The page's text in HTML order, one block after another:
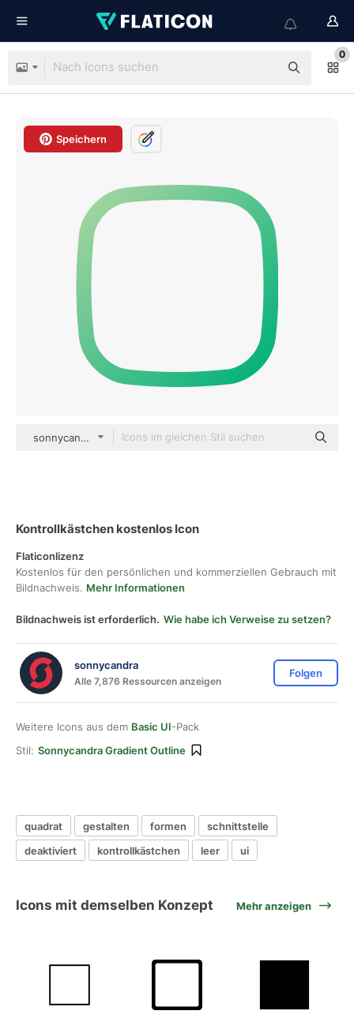
0
Speichern
sonnycandra gradient outline
Kontrollkästchen kostenlos Icon
Flaticonlizenz
Kostenlos für den persönlichen und kommerziellen Gebrauch mit
Bildnachweis. Mehr Informationen
Bildnachweis ist erforderlich. Wie habe ich Verweise zu setzen?
sonnycandra
Alle 7,876 Ressourcen anzeigen
Folgen
Weitere Icons aus dem Basic UI-Pack
Stil: Sonnycandra Gradient Outline
quadrat gestalten formen
schnittstelle
deaktiviert
kontrollkästchen leer ui
Icons mit demselben Konzept Mehr anzeigen